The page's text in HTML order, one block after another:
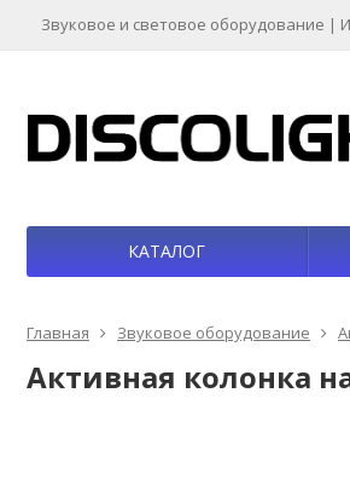
Звуковое и световое оборудование |
КАТАЛОГ
Главная Звуковое оборудование
Активная колонка